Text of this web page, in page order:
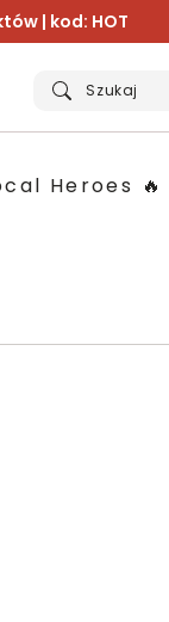
| kod: HOT
Szukaj
Heroes 🔥